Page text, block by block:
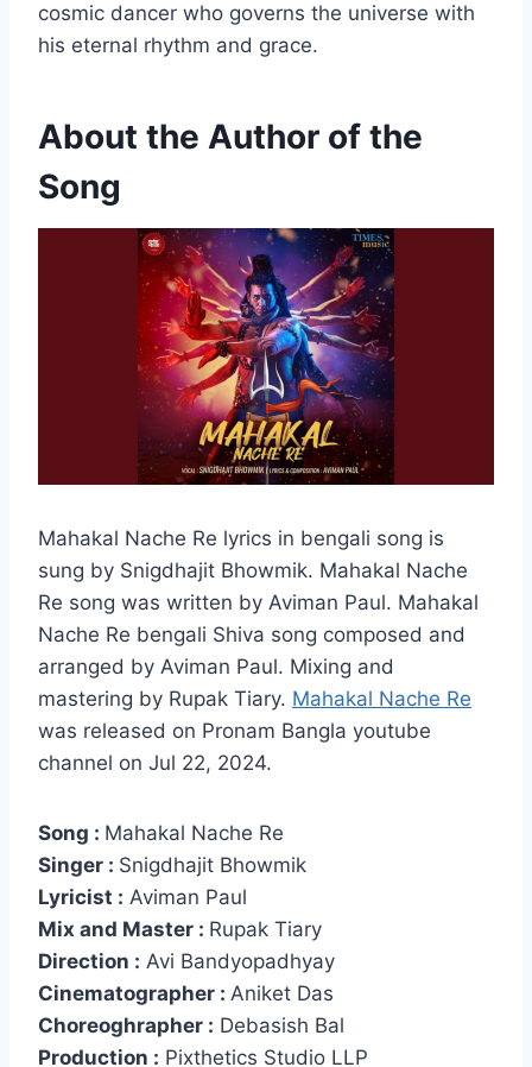
cosmic dancer who governs the universe with
his eternal rhythm and grace.
About the Author of the
Song
Mahakal Nache Re lyrics in bengali song is
sung by Snigdhajit Bhowmik. Mahakal Nache
Re song was written by Aviman Paul. Mahakal
Nache Re bengali Shiva song composed and
arranged by Aviman Paul. Mixing and
mastering by Rupak Tiary. Mahakal Nache Re
was released on Pronam Bangla youtube
channel on Jul 22, 2024.
Song : Mahakal Nache Re
Singer : Snigdhajit Bhowmik
Lyricist : Aviman Paul
Mix and Master : Rupak Tiary
Direction : Avi Bandyopadhyay
Cinematographer : Aniket Das
Choreoghrapher : Debasish Bal
Production : Pixthetics Studio LLP